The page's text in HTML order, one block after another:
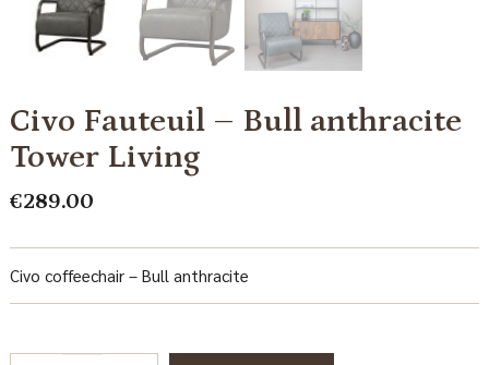
Civo Fauteuil – Bull anthracite
Tower Living
€289.00
Civo coffeechair – Bull anthracite